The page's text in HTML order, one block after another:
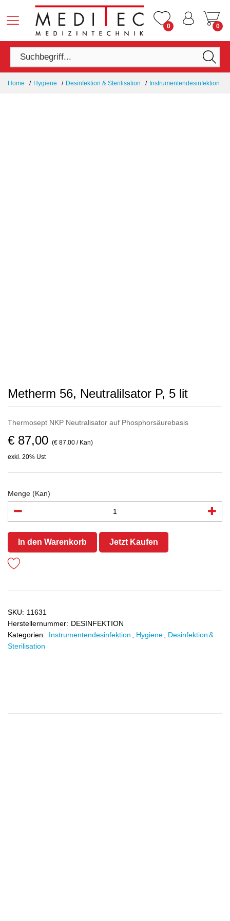
0 0
Home Hygiene Desinfektion & Sterilisation Instrumentendesinfektion
Metherm 56, Neutralilsator P, 5 lit
Thermosept NKP Neutralisator auf Phosphorsäurebasis
€ 87,00 (€ 87,00 / Kan)
exkl. 20% Ust
Menge (Kan)
In den Warenkorb Jetzt Kaufen
SKU: 11631
Herstellernummer: DESINFEKTION
Kategorien: Instrumentendesinfektion Hygiene
Desinfektion &
Sterilisation